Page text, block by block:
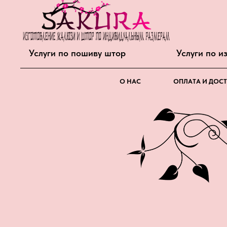
Услуги по пошиву штор Услуги по
О НАС ОПЛАТА И